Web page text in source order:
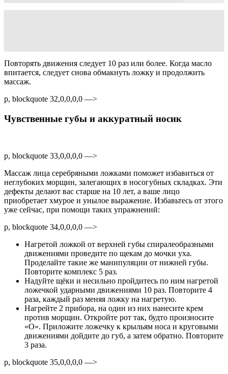
Повторять движения следует 10 раз или более. Когда масло
впитается, следует снова обмакнуть ложку и продолжить
массаж.
p, blockquote 32,0,0,0,0 —>
Чувственные губы и аккуратный носик
p, blockquote 33,0,0,0,0 —>
Массаж лица серебряными ложками поможет избавиться от
неглубоких морщин, залегающих в носогубных складках. Эти
дефекты делают вас старше на 10 лет, а ваше лицо
приобретает хмурое и унылое выражение. Избавьтесь от этого
уже сейчас, при помощи таких упражнений:
p, blockquote 34,0,0,0,0 —>
Нагретой ложкой от верхней губы спиралеобразными
движениями проведите по щекам до мочки уха.
Проделайте такие же манипуляции от нижней губы.
Повторите комплекс 5 раз.
Надуйте щёки и несильно пройдитесь по ним нагретой
ложечкой ударными движениями 10 раз. Повторите 4
раза, каждый раз меняя ложку на нагретую.
Нагрейте 2 прибора, на один из них нанесите крем
против морщин. Откройте рот так, будто произносите
«О». Приложите ложечку к крыльям носа и круговыми
движениями дойдите до губ, а затем обратно. Повторите
3 раза.
p, blockquote 35,0,0,0,0 —>